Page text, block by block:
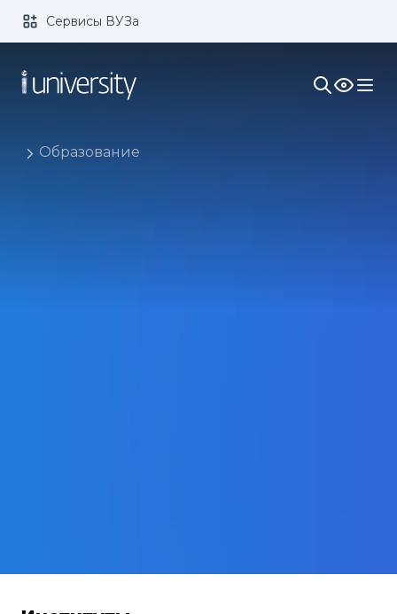
Размер шрифта: Цвет:
Изображения:
Сервисы ВУЗа
Образование